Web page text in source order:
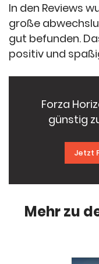
In den Reviews
große
gut befunden.
positiv und
Forza
günstig
Jetzt
Mehr zu